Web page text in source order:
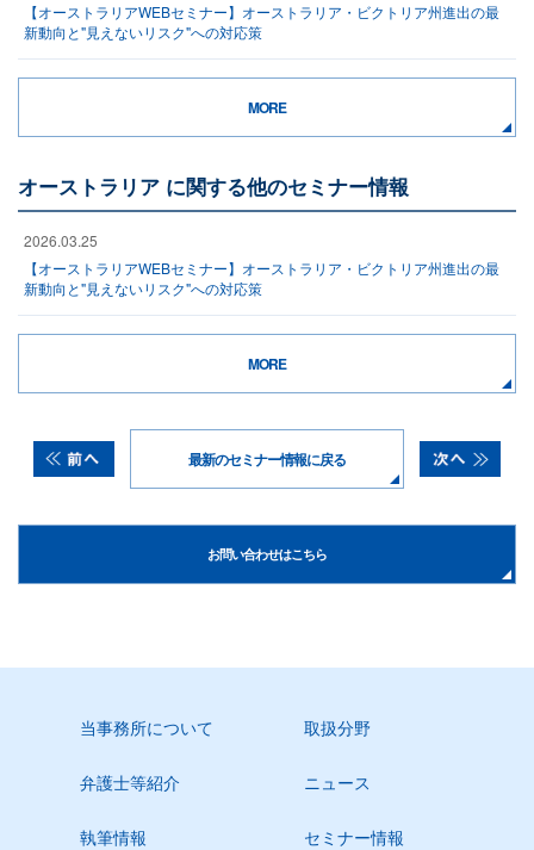
【オーストラリアWEBセミナー】オーストラリア・ビクトリア州進出の最
新動向と"見えないリスク"への対応策
MORE
オーストラリア に関する他のセミナー情報
2026.03.25
【オーストラリアWEBセミナー】オーストラリア・ビクトリア州進出の最
新動向と"見えないリスク"への対応策
MORE
最新のセミナー情報に戻る
お問い合わせはこちら
当事務所について 取扱分野
弁護士等紹介 ニュース
執筆情報 セミナー情報